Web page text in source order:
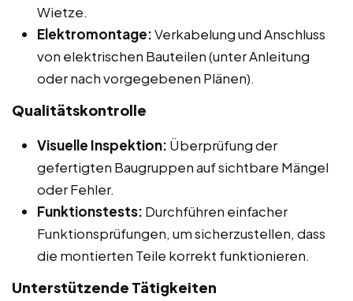
Wietze.
Elektromontage:Verkabelung und Anschluss
von elektrischen Bauteilen (unter Anleitung
oder nach vorgegebenen Plänen).
Qualitätskontrolle
Visuelle Inspektion: Überprüfung der
gefertigten Baugruppen auf sichtbare Mängel
oder Fehler.
Funktionstests: Durchführen einfacher
Funktionsprüfungen, um sicherzustellen, dass
die montierten Teile korrekt funktionieren.
Unterstützende Tätigkeiten